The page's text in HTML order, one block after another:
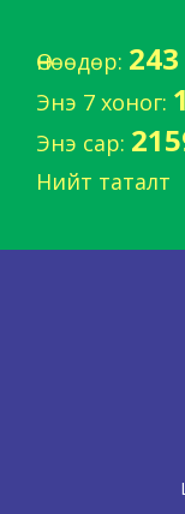
Өнөөдөр: 243
Энэ 7 хоног:
Энэ сар:
Нийт таталт